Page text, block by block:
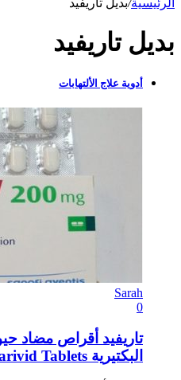
الرئيسية/بديل تاريفيد
بديل تاريفيد
أدوية علاج الألتهابات
Sarah
0
تاريفيد أقراص مضاد
البكتيرية Tarivid Tablets